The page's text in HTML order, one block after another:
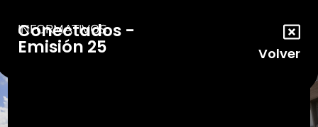
INFORMATIVOS
Conectados -
Emisión 25 Volver